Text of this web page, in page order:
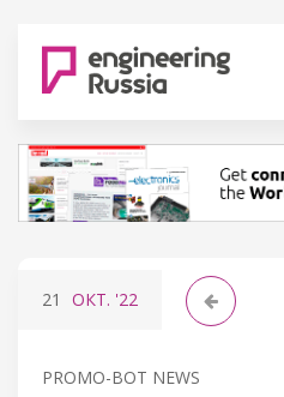
21 ОКТ. '22
PROMO-BOT NEWS